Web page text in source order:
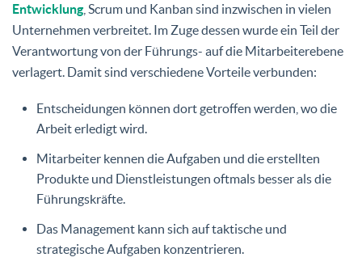
Entwicklung, Scrum und Kanban sind inzwischen in vielen
Unternehmen verbreitet. Im Zuge dessen wurde ein Teil der
Verantwortung von der Führungs- auf die Mitarbeiterebene
verlagert. Damit sind verschiedene Vorteile verbunden:
Entscheidungen können dort getroffen werden, wo die
Arbeit erledigt wird.
Mitarbeiter kennen die Aufgaben und die erstellten
Produkte und Dienstleistungen oftmals besser als die
Führungskräfte.
Das Management kann sich auf taktische und
strategische Aufgaben konzentrieren.